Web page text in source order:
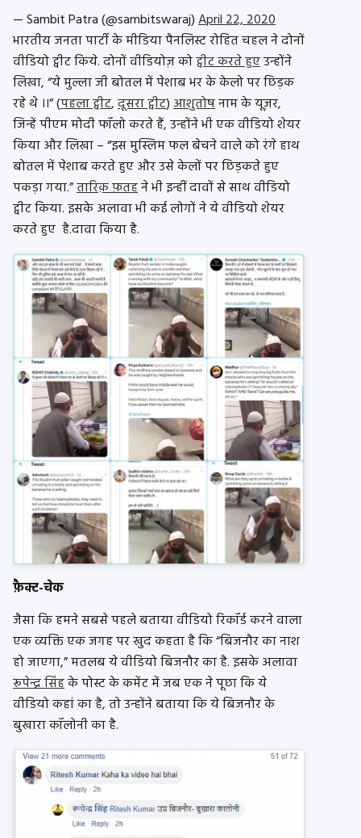
— Sambit Patra (@sambitswaraj)April 22, 2020
भारतीय जनता पार्टी के मीडिया पैनलिस्ट रोहित चहल ने दोनों
वीडियो ट्वीट किये. दोनों वीडियोज़ कोट्वीट करते हुएउन्होंने
लिखा, “ये मुल्ला जी बोतल में पेशाब भर के केलो पर छिड़क
रहे थे ।।” (पहला ट्वीट,दूसरा ट्वीट)आशुतोषनाम के यूज़र,
जिन्हें पीएम मोदी फॉलो करते हैं, उन्होंने भी एक वीडियो शेयर
किया और लिखा – “इस मुस्लिम फल बेचने वाले को रंगे हाथ
बोतल में पेशाब करते हुए और उसे केलों पर छिड़कते हुए
पकड़ा गया.”तारिक़ फ़तहने भी इन्हीं दावों से साथ वीडियो
ट्वीट किया. इसके अलावा भी कई लोगों ने ये वीडियो शेयर
करते हुए है.दावा किया है.
फ़ैक्ट-चेक
जैसा कि हमने सबसे पहले बताया वीडियो रिकॉर्ड करने वाला
एक व्यक्ति एक जगह पर खुद कहता है कि “बिजनौर का नाश
हो जाएगा,” मतलब ये वीडियो बिजनौर का है. इसके अलावा
रूपेन्द्र सिंहके पोस्ट के कमेंट में जब एक ने पूछा कि ये
वीडियो कहां का है, तो उन्होंने बताया कि ये बिजनौर के
बुखारा कॉलोनी का है.